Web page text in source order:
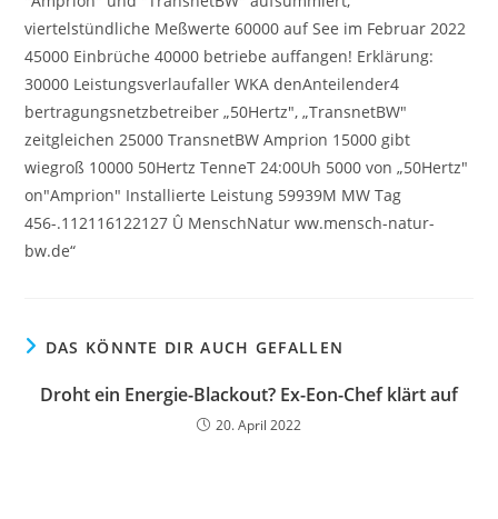
DAS KÖNNTE DIR AUCH GEFALLEN
Droht ein Energie-Blackout? Ex-Eon-Chef klärt auf
20. April 2022